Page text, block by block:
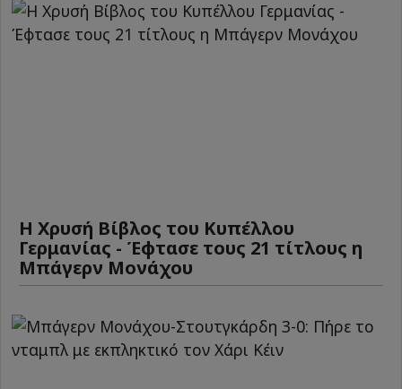
Η Χρυσή Βίβλος του Κυπέλλου
Γερμανίας - Έφτασε τους 21 τίτλους η
Μπάγερν Μονάχου